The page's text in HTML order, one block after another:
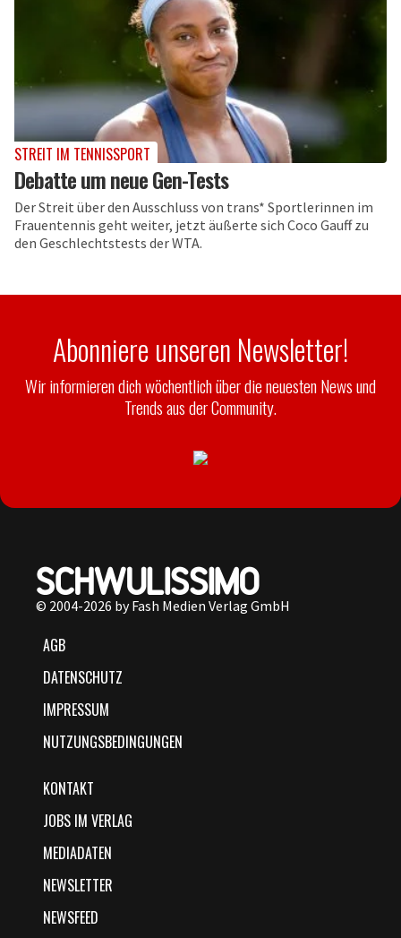
STREIT IM TENNISSPORT
Debatte um neue Gen-Tests
Der Streit über den Ausschluss von trans* Sportlerinnen im
Frauentennis geht weiter, jetzt äußerte sich Coco Gauff zu
den Geschlechtstests der WTA.
Abonniere unseren Newsletter!
Wir informieren dich wöchentlich über die neuesten News und
Trends aus der Community.
© 2004-2026 by Fash Medien Verlag GmbH
AGB
DATENSCHUTZ
IMPRESSUM
NUTZUNGSBEDINGUNGEN
KONTAKT
JOBS IM VERLAG
MEDIADATEN
NEWSLETTER
NEWSFEED